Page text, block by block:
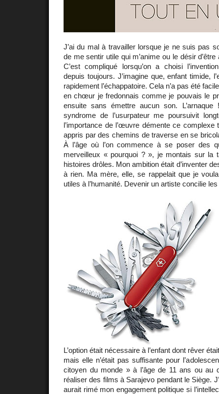
J’ai du mal à travailler lorsque je ne suis pas
de me sentir utile qui m’anime ou le désir
C’est compliqué lorsqu’on a choisi
depuis toujours. J’imagine que, enfant timide,
rapidement l’échappatoire. Cela n’a pas été
en chœur je fredonnais comme je pouvais le
ensuite sans émettre aucun son. L’arnaque
syndrome de l’usurpateur me poursuivit
l’importance de l’œuvre démente ce
appris par des chemins de traverse en se
À l’âge où l’on commence à se poser des
merveilleux « pourquoi ? », je montais sur la
histoires drôles. Mon ambition était d’inventer
à rien. Ma mère, elle, se rappelait que je
utiles à l’humanité. Devenir un artiste concilie
L’option était nécessaire à l’enfant dont rêver
mais elle n’était pas suffisante pour
citoyen du monde » à l’âge de 11 ans ou au
réaliser des films à Sarajevo pendant le Siège.
aurait rimé mon engagement politique si